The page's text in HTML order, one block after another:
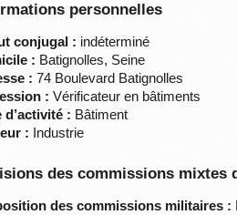
personnelles
conjugal : indéterminé
: Batignolles, Seine
: 74 Boulevard Batignolles
: Vérificateur en bâtiments
d’activité : Bâtiment
: Industrie
des commissions
des commissions militaires :